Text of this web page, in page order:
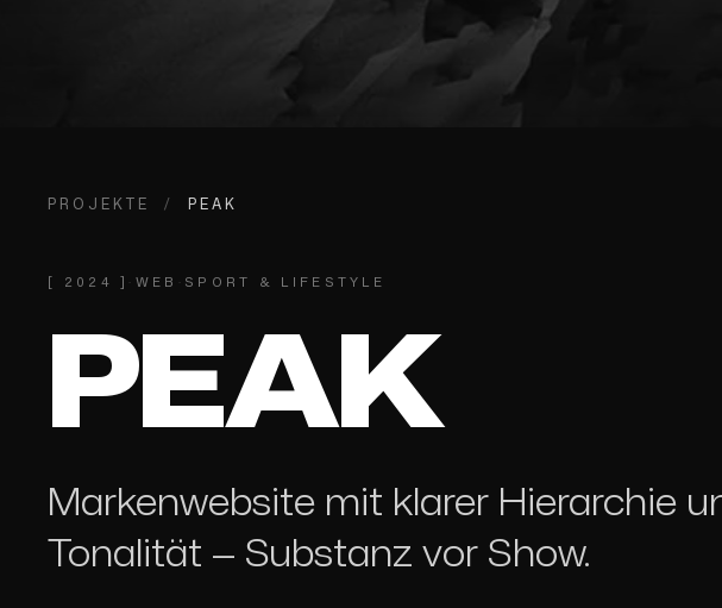
PROJEKTE / PEAK
[ 2024 ] WEB SPORT & LIFESTYLE
PEAK
Markenwebsite mit klarer Hierarchie
Tonalität — Substanz vor Show.